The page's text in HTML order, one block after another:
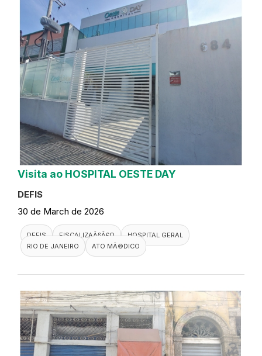
Visita ao HOSPITAL OESTE DAY
DEFIS
30 de March de 2026
DEFIS FISCALIZAÃ§Ã£O
HOSPITAL GERAL
RIO DE JANEIRO
ATO MÃ©DICO